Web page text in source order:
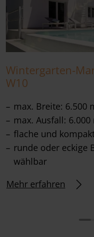
Wintergarten-
W10
max. Breite: 6.500
max. Ausfall: 6.000
flache und
runde oder eckige
wählbar
Mehr erfahren